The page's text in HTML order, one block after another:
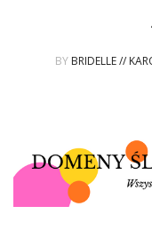
KSIĄŻKI BRIDELLE
WASZE ŚLUBY
{HOT SEXY BEST}
BY BRIDELLE //